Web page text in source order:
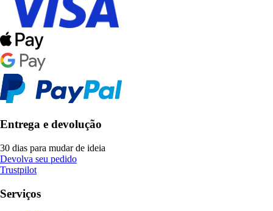
Entrega e devolução
30 dias para mudar de ideia
Devolva seu pedido
Trustpilot
Serviços